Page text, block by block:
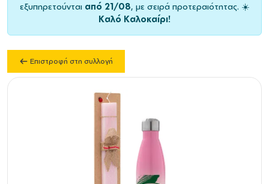
εξυπηρετούνται από 21/08, με σειρά προτεραιότητας. ☀️
Καλό Καλοκαίρι!
Επιστροφή στη συλλογή